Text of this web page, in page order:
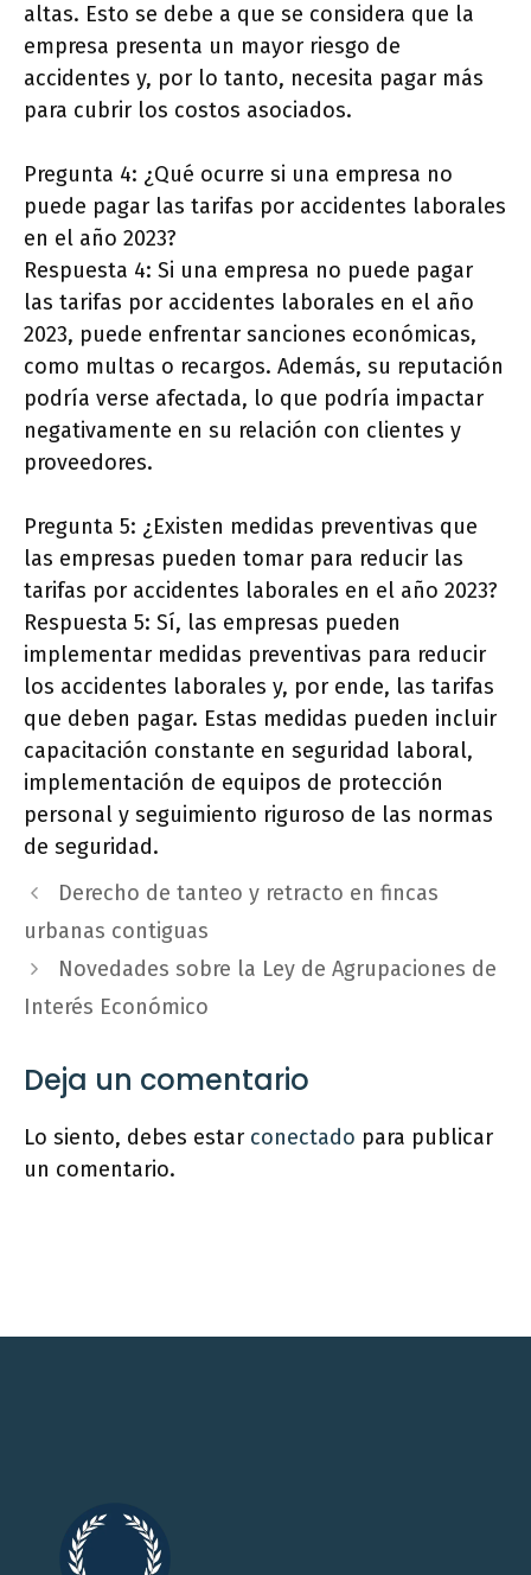
altas. Esto se debe a que se considera que la
empresa presenta un mayor riesgo de
accidentes y, por lo tanto, necesita pagar más
para cubrir los costos asociados.
Pregunta 4: ¿Qué ocurre si una empresa no
puede pagar las tarifas por accidentes laborales
en el año 2023?
Respuesta 4: Si una empresa no puede pagar
las tarifas por accidentes laborales en el año
2023, puede enfrentar sanciones económicas,
como multas o recargos. Además, su reputación
podría verse afectada, lo que podría impactar
negativamente en su relación con clientes y
proveedores.
Pregunta 5: ¿Existen medidas preventivas que
las empresas pueden tomar para reducir las
tarifas por accidentes laborales en el año 2023?
Respuesta 5: Sí, las empresas pueden
implementar medidas preventivas para reducir
los accidentes laborales y, por ende, las tarifas
que deben pagar. Estas medidas pueden incluir
capacitación constante en seguridad laboral,
implementación de equipos de protección
personal y seguimiento riguroso de las normas
de seguridad.
Derecho de tanteo y retracto en fincas
urbanas contiguas
Novedades sobre la Ley de Agrupaciones de
Interés Económico
Deja un comentario
Lo siento, debes estar conectado para publicar
un comentario.